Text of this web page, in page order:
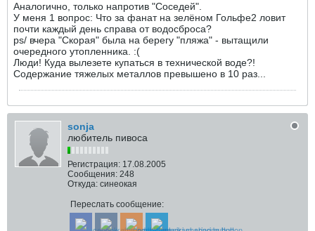
Аналогично, только напротив "Соседей".
У меня 1 вопрос: Что за фанат на зелёном Гольфе2 ловит
почти каждый день справа от водосброса?
ps/ вчера "Скорая" была на берегу "пляжа" - вытащили
очередного утопленника. :(
Люди! Куда вылезете купаться в технической воде?!
Содержание тяжелых металлов превышено в 10 раз...
sonja
любитель пивоса
Регистрация: 17.08.2005
Сообщения: 248
Откуда: синеокая
Переслать сообщение: